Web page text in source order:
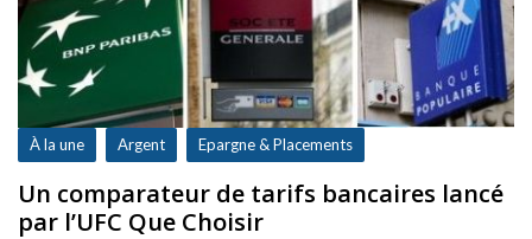
À la une Argent Epargne & Placements
Un comparateur de tarifs bancaires lancé
par l’UFC Que Choisir